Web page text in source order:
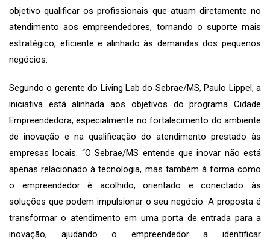
objetivo qualificar os profissionais que atuam diretamente no
atendimento aos empreendedores, tornando o suporte mais
estratégico, eficiente e alinhado às demandas dos pequenos
negócios.
Segundo o gerente do Living Lab do Sebrae/MS, Paulo Lippel, a
iniciativa está alinhada aos objetivos do programa Cidade
Empreendedora, especialmente no fortalecimento do ambiente
de inovação e na qualificação do atendimento prestado às
empresas locais. “O Sebrae/MS entende que inovar não está
apenas relacionado à tecnologia, mas também à forma como
o empreendedor é acolhido, orientado e conectado às
soluções que podem impulsionar o seu negócio. A proposta é
transformar o atendimento em uma porta de entrada para a
inovação, ajudando o empreendedor a identificar